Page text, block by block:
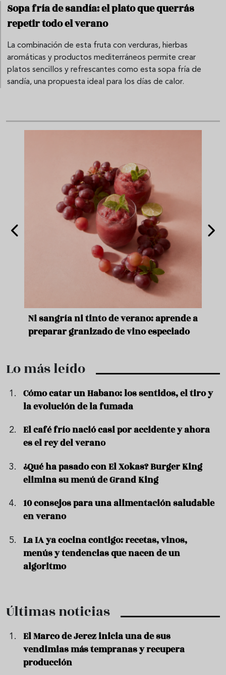
Sopa fría de sandía: el plato que querrás
repetir todo el verano
La combinación de esta fruta con verduras, hierbas
aromáticas y productos mediterráneos permite crear
platos sencillos y refrescantes como esta sopa fría de
sandía, una propuesta ideal para los días de calor.
Ni sangría ni tinto de verano: aprende a
preparar granizado de vino especiado
Lo más leído
Cómo catar un Habano: los sentidos, el tiro y
la evolución de la fumada
El café frío nació casi por accidente y ahora
es el rey del verano
¿Qué ha pasado con El Xokas? Burger King
elimina su menú de Grand King
10 consejos para una alimentación saludable
en verano
La IA ya cocina contigo: recetas, vinos,
menús y tendencias que nacen de un
algoritmo
Últimas noticias
El Marco de Jerez inicia una de sus
vendimias más tempranas y recupera
producción